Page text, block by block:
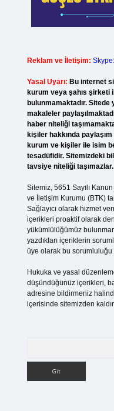
Reklam ve İletişim:
Yasal Uyarı: Bu internet
kurum veya şahıs şirketi
bulunmamaktadır. Sitede
makaleler
haber niteliği
kişiler hakkında
kurum ve kişiler ile isim
tesadüfidir. Sitemizdeki
tavsiye niteliği taşımazlar.
Sitemiz, 5651 Sayılı
ve İletişim Kurumu (BTK)
Sağlayıcı olarak hizmet
içerikleri proaktif olarak
yükümlülüğümüz
yazdıkları içeriklerin
üye olarak bu sorumluluğu
Hukuka ve yasal
düşündüğünüz içerikleri,
adresine bildirmeniz
içerisinde sitemizden